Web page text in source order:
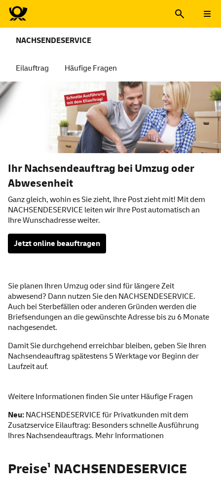
NACHSENDESERVICE
Eilauftrag Häufige Fragen
Ihr Nachsendeauftrag bei Umzug oder
Abwesenheit
Ganz gleich, wohin es Sie zieht, Ihre Post zieht mit! Mit dem
NACHSENDESERVICE leiten wir Ihre Post automatisch an
Ihre Wunschadresse weiter.
Jetztonline beauftragen
Ihr Nachsendeauftrag bei
Sie planen Ihren Umzug oder sind für längere Zeit
abwesend? Dann nutzen Sie den NACHSENDESERVICE.
Auch bei Sterbefällen oder anderen Gründen werden die
Briefsendungen an die gewünschte Adresse bis zu 6 Monate
nachgesendet.
Damit Sie durchgehend erreichbar bleiben, geben Sie Ihren
Nachsendeauftrag spätestens 5 Werktage vor Beginn der
Laufzeit auf.
Weitere Informationen finden Sie unter Häufige Fragen
Neu: NACHSENDESERVICEfür Privatkunden mit dem
Zusatzservice Eilauftrag: Besonders schnelle Ausführung
Ihres Nachsendeauftrags. Mehr Informationen
Preise¹ NACHSENDESERVICE